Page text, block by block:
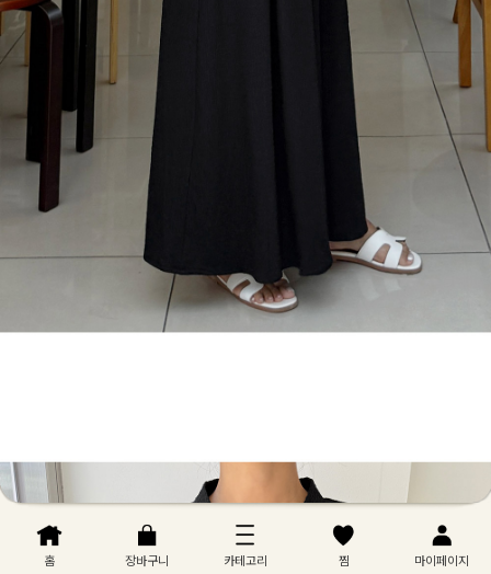
홈 장바구니 카테고리 찜 마이페이지